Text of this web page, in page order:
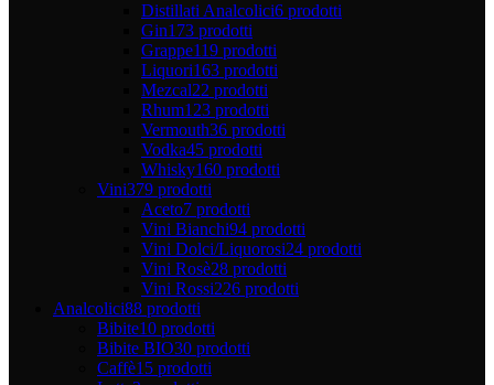
Distillati Analcolici6 prodotti
Gin173 prodotti
Grappe119 prodotti
Liquori163 prodotti
Mezcal22 prodotti
Rhum123 prodotti
Vermouth36 prodotti
Vodka45 prodotti
Whisky160 prodotti
Vini379 prodotti
Aceto7 prodotti
Vini Bianchi94 prodotti
Vini Dolci/Liquorosi24 prodotti
Vini Rosè28 prodotti
Vini Rossi226 prodotti
Analcolici88 prodotti
Bibite10 prodotti
Bibite BIO30 prodotti
Caffè15 prodotti